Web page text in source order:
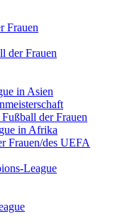
Frauen
der Frauen
in Asien
der Frauen
in Afrika
Frauen/des UEFA
League